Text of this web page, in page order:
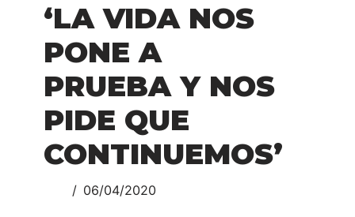
‘LA VIDA NOS
PONE A
PRUEBA Y NOS
PIDE QUE
CONTINUEMOS’
06/04/2020